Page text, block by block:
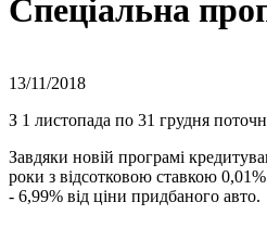
Спеціальна
13/11/2018
З 1 листопада по 31 грудня
Завдяки новій програмі
роки з відсотковою ставкою
- 6,99% від ціни придбаного авто.